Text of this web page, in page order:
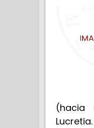
(hacia